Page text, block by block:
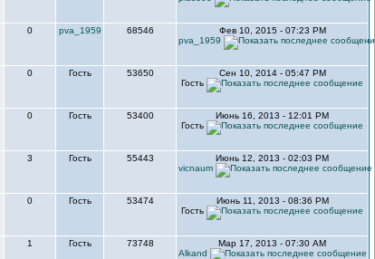
0 pva_1959 68546
Фев 10, 2015 - 07:23 PM
pva_1959
0 Гость 53650
Сен 10, 2014 - 05:47 PM
Гость
0 Гость 53400
Июнь 16, 2013 - 12:01 PM
Гость
3 Гость 55443
Июнь 12, 2013 - 02:03 PM
vicnaum
0 Гость 53474
Июнь 11, 2013 - 08:36 PM
Гость
1 Гость 73748
Мар 17, 2013 - 07:30 AM
Alkand